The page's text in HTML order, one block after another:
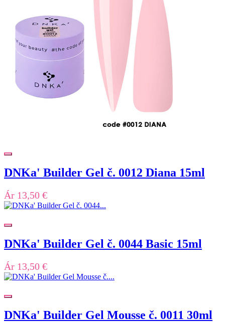
DNKa' Builder Gel č. 0012 Diana 15ml
Ár 13,50 €
DNKa' Builder Gel č. 0044 Basic 15ml
Ár 13,50 €
DNKa' Builder Gel Mousse č. 0011 30ml